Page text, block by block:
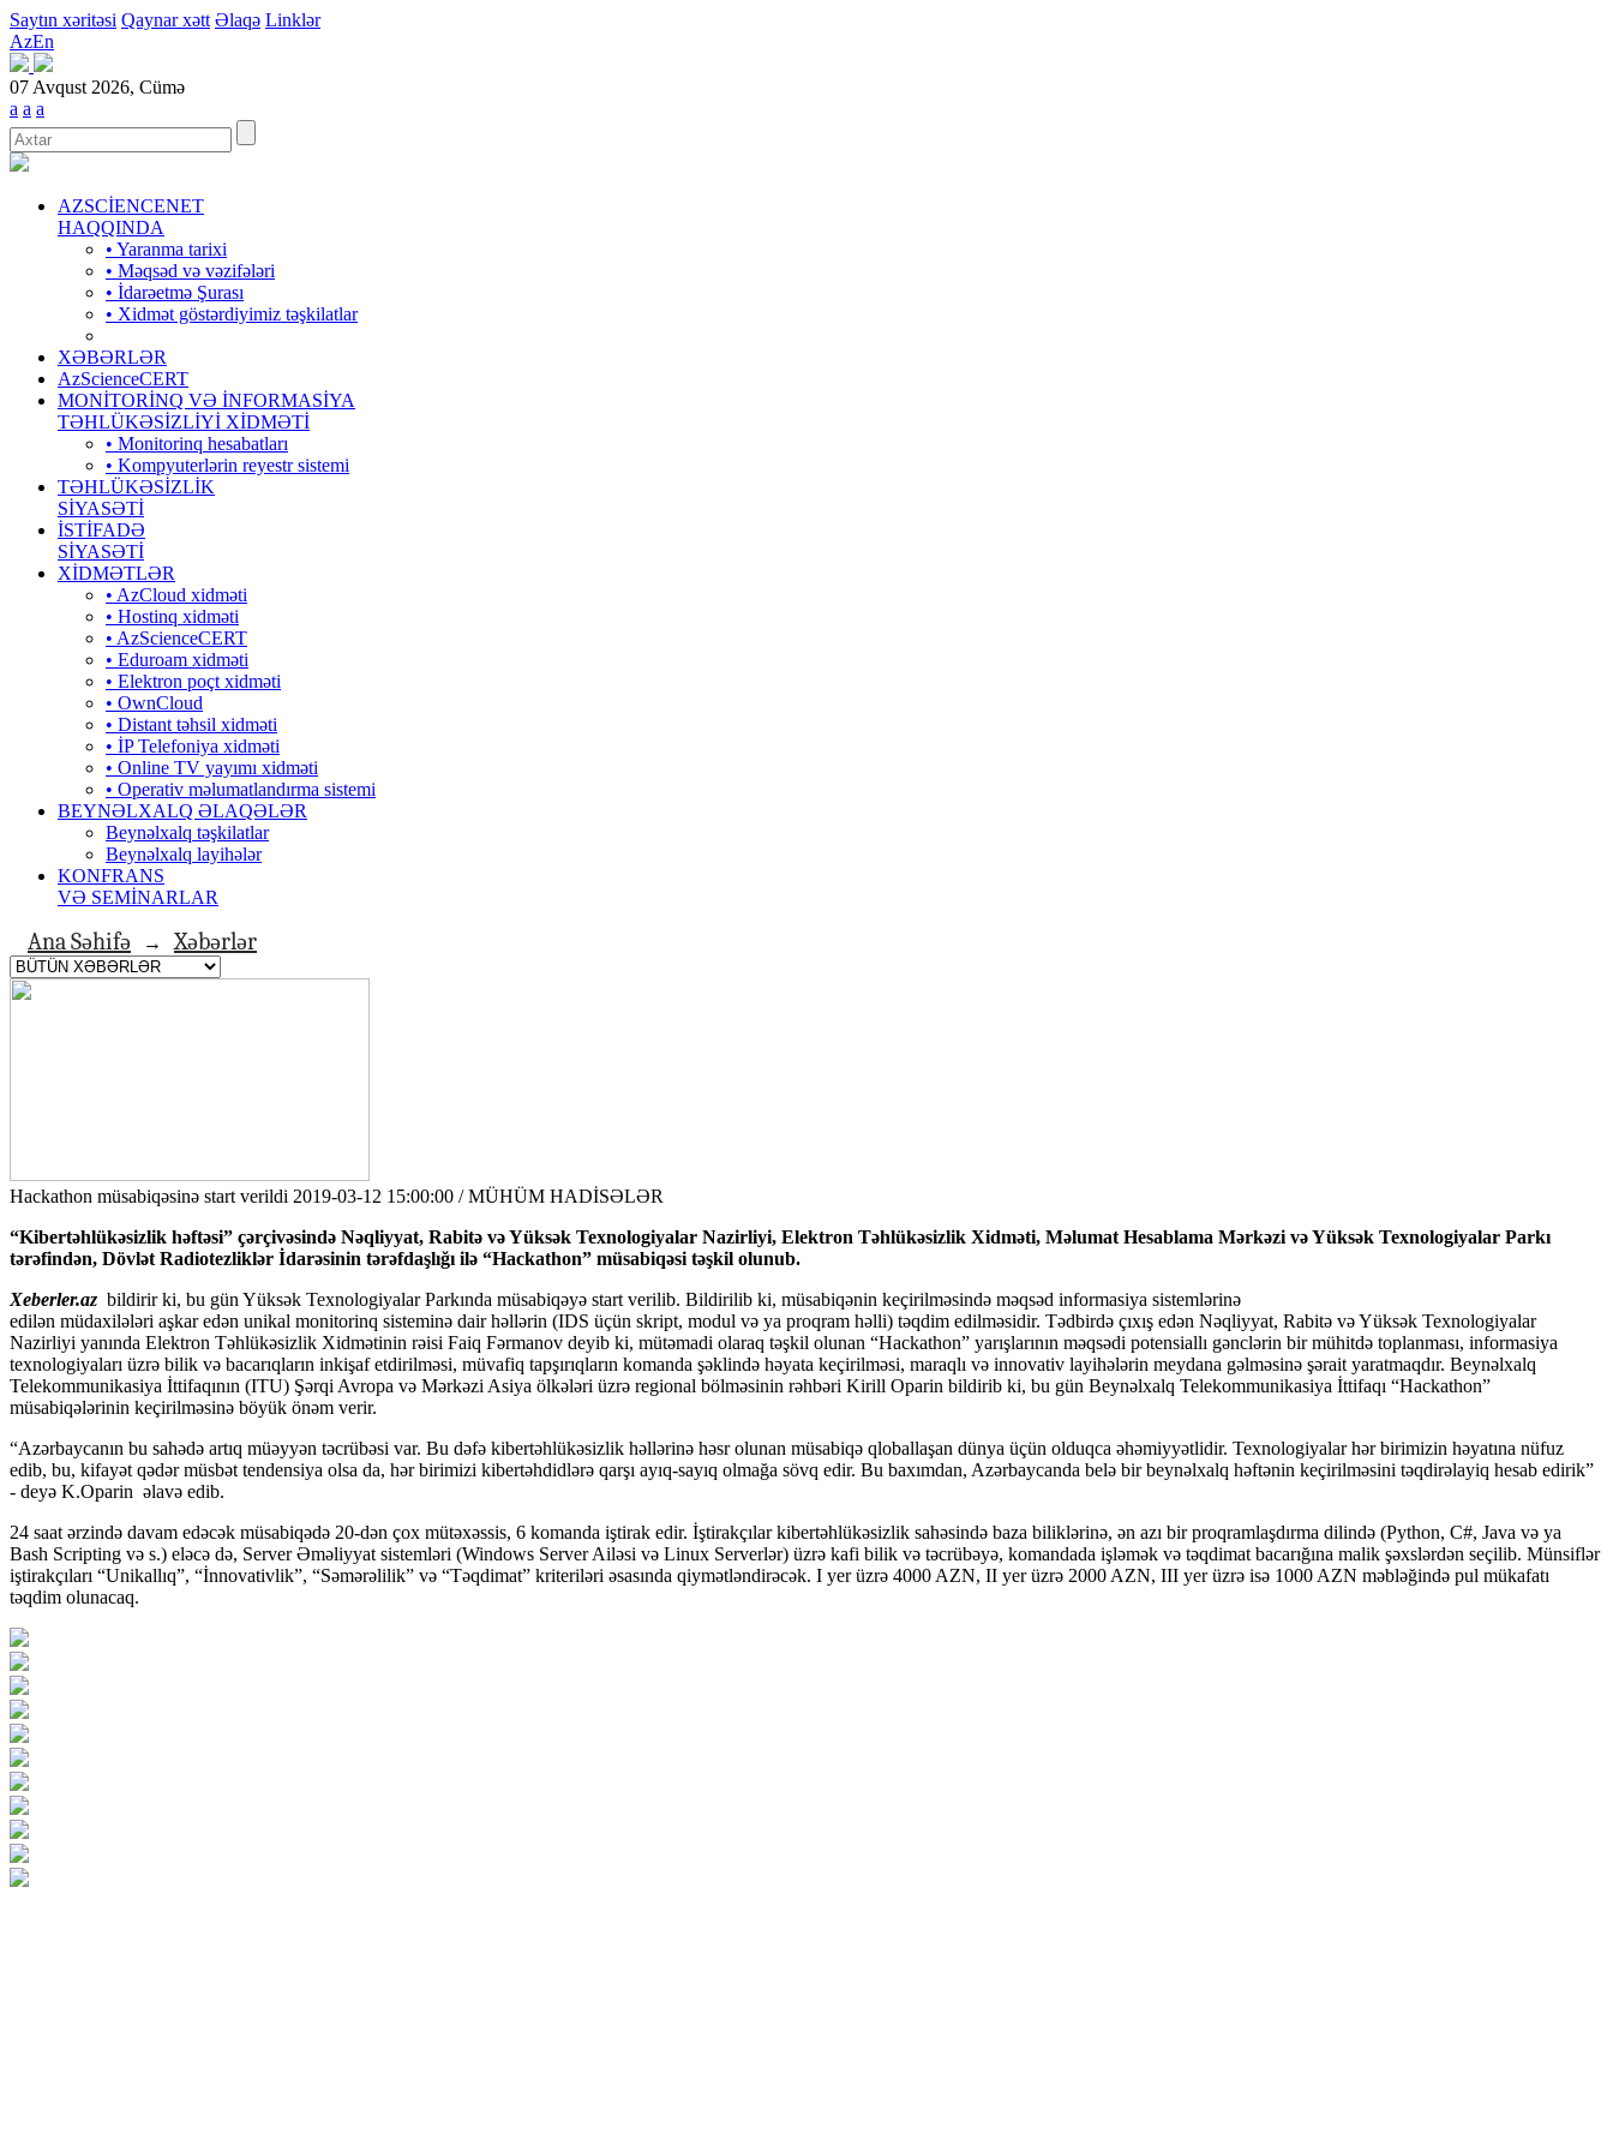
Saytın xəritəsi Qaynar xətt Əlaqə Linklər
AzEn
07 Avqust 2026, Cümə
a a a
AZSCİENCENET
HAQQINDA
• Yaranma tarixi
• Məqsəd və vəzifələri
• İdarəetmə Şurası
• Xidmət göstərdiyimiz təşkilatlar
XƏBƏRLƏR
AzScienceCERT
MONİTORİNQ VƏ İNFORMASİYA
TƏHLÜKƏSİZLİYİ XİDMƏTİ
• Monitorinq hesabatları
• Kompyuterlərin reyestr sistemi
TƏHLÜKƏSİZLİK
SİYASƏTİ
İSTİFADƏ
SİYASƏTİ
XİDMƏTLƏR
• AzCloud xidməti
• Hostinq xidməti
• AzScienceCERT
• Eduroam xidməti
• Elektron poçt xidməti
• OwnCloud
• Distant təhsil xidməti
• İP Telefoniya xidməti
• Оnline TV yayımı xidməti
• Operativ məlumatlandırma sistemi
BEYNƏLXALQ ƏLAQƏLƏR
Beynəlxalq təşkilatlar
Beynəlxalq layihələr
KONFRANS
VƏ SEMİNARLAR
Ana Səhifə → Xəbərlər
Hackathon müsabiqəsinə start verildi 2019-03-12 15:00:00 / MÜHÜM HADİSƏLƏR
“Kibertəhlükəsizlik həftəsi” çərçivəsində Nəqliyyat, Rabitə və Yüksək Texnologiyalar Nazirliyi, Elektron Təhlükəsizlik Xidməti, Məlumat Hesablama Mərkəzi və Yüksək Texnologiyalar Parkı
tərəfindən, Dövlət Radiotezliklər İdarəsinin tərəfdaşlığı ilə “Hackathon” müsabiqəsi təşkil olunub.
Xeberler.az bildirir ki, bu gün Yüksək Texnologiyalar Parkında müsabiqəyə start verilib. Bildirilib ki, müsabiqənin keçirilməsində məqsəd informasiya sistemlərinə
edilən müdaxilələri aşkar edən unikal monitorinq sisteminə dair həllərin (IDS üçün skript, modul və ya proqram həlli) təqdim edilməsidir. Tədbirdə çıxış edən Nəqliyyat, Rabitə və Yüksək Texnologiyalar
Nazirliyi yanında Elektron Təhlükəsizlik Xidmətinin rəisi Faiq Fərmanov deyib ki, mütəmadi olaraq təşkil olunan “Hackathon” yarışlarının məqsədi potensiallı gənclərin bir mühitdə toplanması, informasiya
texnologiyaları üzrə bilik və bacarıqların inkişaf etdirilməsi, müvafiq tapşırıqların komanda şəklində həyata keçirilməsi, maraqlı və innovativ layihələrin meydana gəlməsinə şərait yaratmaqdır. Beynəlxalq
Telekommunikasiya İttifaqının (ITU) Şərqi Avropa və Mərkəzi Asiya ölkələri üzrə regional bölməsinin rəhbəri Kirill Oparin bildirib ki, bu gün Beynəlxalq Telekommunikasiya İttifaqı “Hackathon”
müsabiqələrinin keçirilməsinə böyük önəm verir.
“Azərbaycanın bu sahədə artıq müəyyən təcrübəsi var. Bu dəfə kibertəhlükəsizlik həllərinə həsr olunan müsabiqə qloballaşan dünya üçün olduqca əhəmiyyətlidir. Texnologiyalar hər birimizin həyatına nüfuz
edib, bu, kifayət qədər müsbət tendensiya olsa da, hər birimizi kibertəhdidlərə qarşı ayıq-sayıq olmağa sövq edir. Bu baxımdan, Azərbaycanda belə bir beynəlxalq həftənin keçirilməsini təqdirəlayiq hesab edirik”
- deyə K.Oparin əlavə edib.
24 saat ərzində davam edəcək müsabiqədə 20-dən çox mütəxəssis, 6 komanda iştirak edir. İştirakçılar kibertəhlükəsizlik sahəsində baza biliklərinə, ən azı bir proqramlaşdırma dilində (Python, C#, Java və ya
Bash Scripting və s.) eləcə də, Server Əməliyyat sistemləri (Windows Server Ailəsi və Linux Serverlər) üzrə kafi bilik və təcrübəyə, komandada işləmək və təqdimat bacarığına malik şəxslərdən seçilib. Münsiflər
iştirakçıları “Unikallıq”, “İnnovativlik”, “Səmərəlilik” və “Təqdimat” kriteriləri əsasında qiymətləndirəcək. I yer üzrə 4000 AZN, II yer üzrə 2000 AZN, III yer üzrə isə 1000 AZN məbləğində pul mükafatı
təqdim olunacaq.